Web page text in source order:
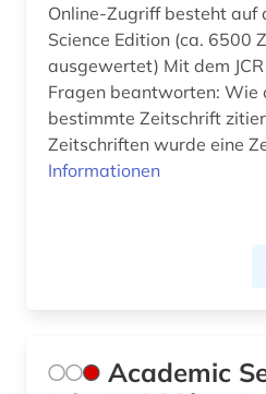
Online-Zugriff besteht auf
Science Edition (ca. 6500
ausgewertet) Mit dem JCR lassen sich folgende
Fragen beantworten: Wie oft wurde eine
bestimmte Zeitschrift
Zeitschriften wurde eine
Informationen
Academic